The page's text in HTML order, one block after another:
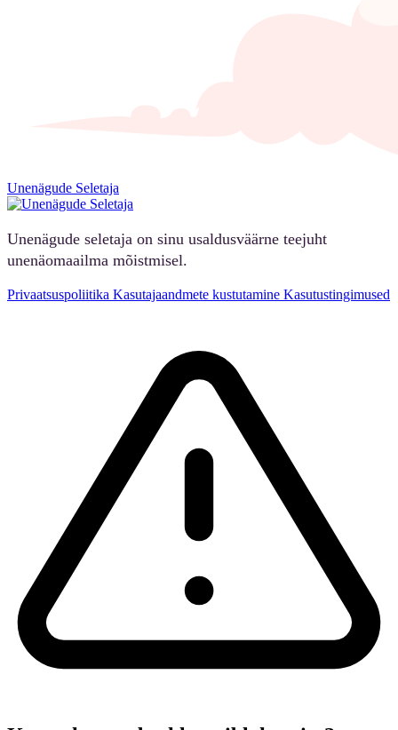
Unenägude Seletaja
Unenägude seletaja on sinu usaldusväärne teejuht
unenäomaailma mõistmisel.
Privaatsuspoliitika Kasutajaandmete kustutamine Kasutustingimused